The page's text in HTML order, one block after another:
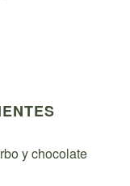
y chocolate